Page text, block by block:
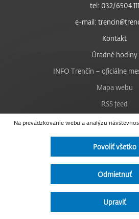
Na prevádzkovanie webu a analýzu
Povoliť všetko
Odmietnuť
Upraviť
tel: 032/6504 111
e-mail:
Kontakt
Úradné hodiny
INFO Trenčín – oficiálne
Mapa webu
RSS feed
Nastavenie
Facebook
Instagram
Vyhlásenie o